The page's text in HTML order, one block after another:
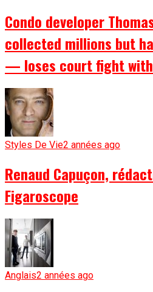
Condo developer
collected millions but
— loses court fight with
Styles De Vie2 années ago
Renaud Capuçon,
Figaroscope
Anglais2 années ago